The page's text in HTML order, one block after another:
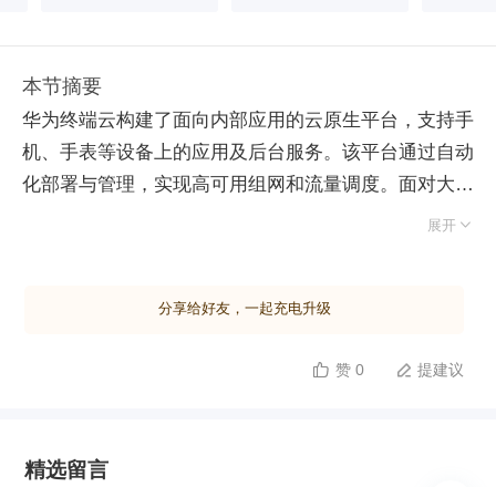
本节摘要
华为终端云构建了面向内部应用的云原生平台，支持手
机、手表等设备上的应用及后台服务。该平台通过自动
化部署与管理，实现高可用组网和流量调度。面对大流
量场景，华为面临两大挑战：一是 Redis 单线程处理
DCS 缓存系统，采用多线程模型提高 CPU 利用率，并
分布式消息队列，实现计算存储分离和服务无感知切
自动诊断。
展开 
分享给好友，一起充电升级
 赞 0  提建议
精选留言